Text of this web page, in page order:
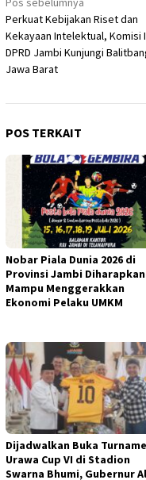
Navigasi
pos
Perkuat Kebijakan Riset dan
Kekayaan Intelektual, Komisi I
DPRD Jambi Kunjungi
Jawa Barat
POS TERKAIT
Nobar Piala Dunia 2026 di
Provinsi Jambi Diharapkan
Mampu Menggerakkan
Ekonomi Pelaku UMKM
Dijadwalkan Buka
Urawa Cup VI di Stadion
Swarna Bhumi, Gubernur Al